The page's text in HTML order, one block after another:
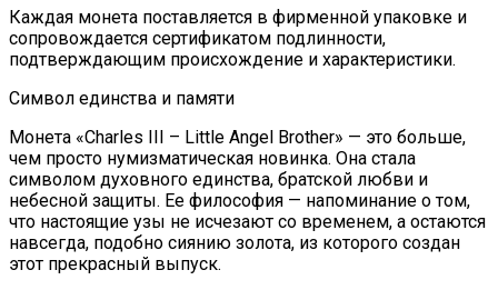
Каждая монета поставляется в фирменной упаковке и
сопровождается сертификатом подлинности,
подтверждающим происхождение и характеристики.
Символ единства и памяти
Монета «Charles III – Little Angel Brother» — это больше,
чем просто нумизматическая новинка. Она стала
символом духовного единства, братской любви и
небесной защиты. Ее философия — напоминание о том,
что настоящие узы не исчезают со временем, а остаются
навсегда, подобно сиянию золота, из которого создан
этот прекрасный выпуск.